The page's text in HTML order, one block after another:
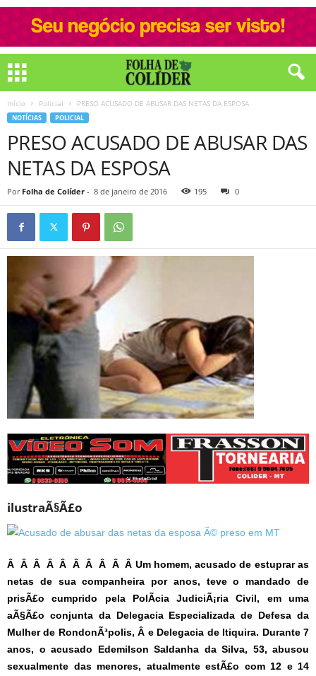
Início Policial PRESO ACUSADO DE ABUSAR DAS NETAS DA ESPOSA
NOTÍCIAS POLICIAL
PRESO ACUSADO DE ABUSAR DAS
NETAS DA ESPOSA
Por Folha de Colíder - 8 de janeiro de 2016 195 0
ilustraÃ§Ã£o
Â Â Â Â Â Â Â Â Â Â Um homem, acusado de estuprar as
netas de sua companheira por anos, teve o mandado de
prisÃ£o cumprido pela PolÃ­cia JudiciÃ¡ria Civil, em uma
aÃ§Ã£o conjunta da Delegacia Especializada de Defesa da
Mulher de RondonÃ³polis, Â e Delegacia de Itiquira. Durante 7
anos, o acusado Edemilson Saldanha da Silva, 53, abusou
sexualmente das menores, atualmente estÃ£o com 12 e 14